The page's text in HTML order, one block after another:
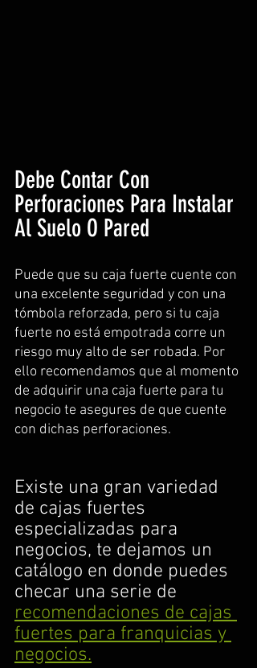
Debe Contar Con
Perforaciones Para Instalar
Al Suelo O Pared
Puede que su caja fuerte cuente con
una excelente seguridad y con una
tómbola reforzada, pero si tu caja
fuerte no está empotrada corre un
riesgo muy alto de ser robada. Por
ello recomendamos que al momento
de adquirir una caja fuerte para tu
negocio te asegures de que cuente
con dichas perforaciones.
Existe una gran variedad
de cajas fuertes
especializadas para
negocios, te dejamos un
catálogo en donde puedes
checar una serie de
recomendaciones de cajas
fuertes para franquicias y
negocios.